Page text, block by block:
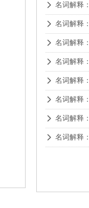
넲 名词解释
넲 名词解释
넲 名词解释
넲 名词解释
넲 名词解释
넲 名词解释
넲 名词解释
넲 名词解释